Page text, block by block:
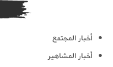
أخبار المجتمع
أخبار المشاهير